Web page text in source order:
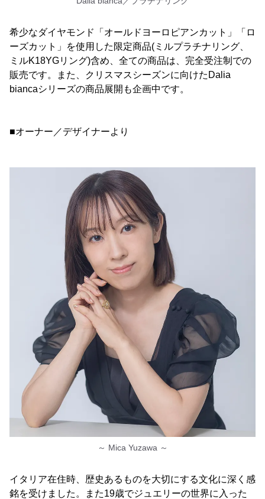
希少なダイヤモンド「オールドヨーロピアンカット」「ロ
ーズカット」を使用した限定商品(ミルプラチナリング、
ミルK18YGリング)含め、全ての商品は、完全受注制での
販売です。また、クリスマスシーズンに向けたDalia
biancaシリーズの商品展開も企画中です。
■オーナー／デザイナーより
～ Mica Yuzawa ～
イタリア在住時、歴史あるものを大切にする文化に深く感
銘を受けました。また19歳でジュエリーの世界に入った